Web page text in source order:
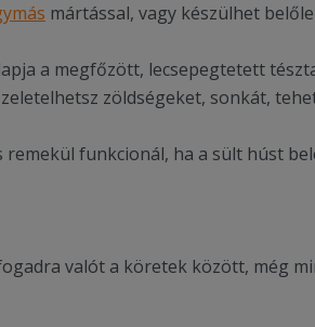
mártással, vagy készülhet
a megfőzött, lecsepegtetett
zöldségeket, sonkát,
remekül funkcionál, ha a sült húst
valót a köretek között, még